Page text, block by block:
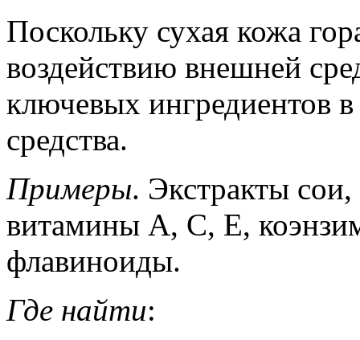
Поскольку сухая кожа
воздействию внешней
ключевых ингредиентов
средства.
Примеры. Экстракты
витамины A, C, E,
флавиноиды.
Где найти: